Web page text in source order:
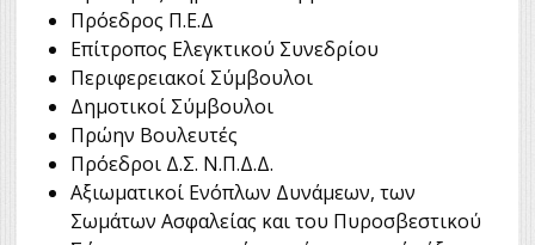
Πρόεδρος Π.Ε.Δ
Επίτροπος Ελεγκτικού Συνεδρίου
Περιφερειακοί Σύμβουλοι
Δημοτικοί Σύμβουλοι
Πρώην Βουλευτές
Πρόεδροι Δ.Σ. Ν.Π.Δ.Δ.
Αξιωματικοί Ενόπλων Δυνάμεων, των
Σωμάτων Ασφαλείας και του Πυροσβεστικού